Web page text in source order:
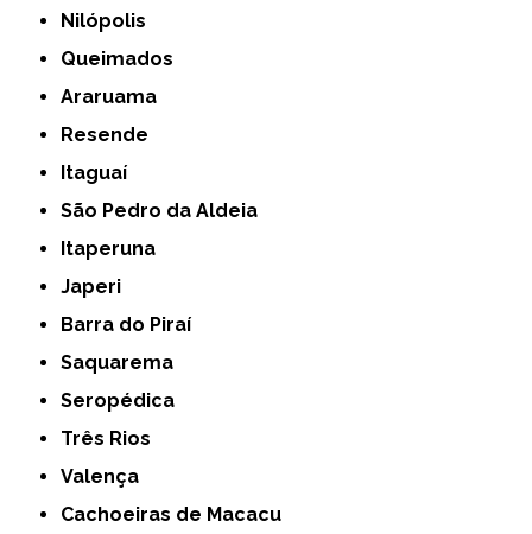
Nilópolis
Queimados
Araruama
Resende
Itaguaí
São Pedro da Aldeia
Itaperuna
Japeri
Barra do Piraí
Saquarema
Seropédica
Três Rios
Valença
Cachoeiras de Macacu